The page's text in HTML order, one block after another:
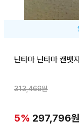
닌타마 닌타마 캔뱃
313,469원
5% 297,796원